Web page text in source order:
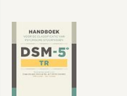
Met wie breng jij je tijd door? 51
Stap 3 Je angsten aankijken 53
Beklim die berg 57
Angst voelen en toch doen 61